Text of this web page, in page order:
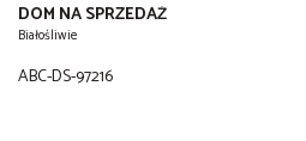
DOM NA SPRZEDAŻ
Białośliwie
ABC-DS-97216